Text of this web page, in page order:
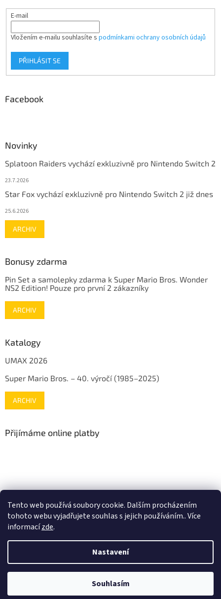
Tento web používá soubory cookie. Dalším procházením
tohoto webu vyjadřujete souhlas s jejich používáním.. Více
informacízde.
Nastavení
Souhlasím
E-mail
Vložením e-mailu souhlasíte s podmínkami ochrany osobních údajů
PŘIHLÁSIT SE
Facebook
Novinky
Splatoon Raiders vychází exkluzivně pro Nintendo Switch 2
23.7.2026
Star Fox vychází exkluzivně pro Nintendo Switch 2 již dnes
25.6.2026
ARCHIV
Bonusy zdarma
Pin Set a samolepky zdarma k Super Mario Bros. Wonder
NS2 Edition! Pouze pro první 2 zákazníky
ARCHIV
Katalogy
UMAX 2026
Super Mario Bros. – 40. výročí (1985–2025)
ARCHIV
Přijímáme online platby
www.fleg.cz
Vytvořil Shoptet
gamehouse.cz. Všechna práva vyhrazena.